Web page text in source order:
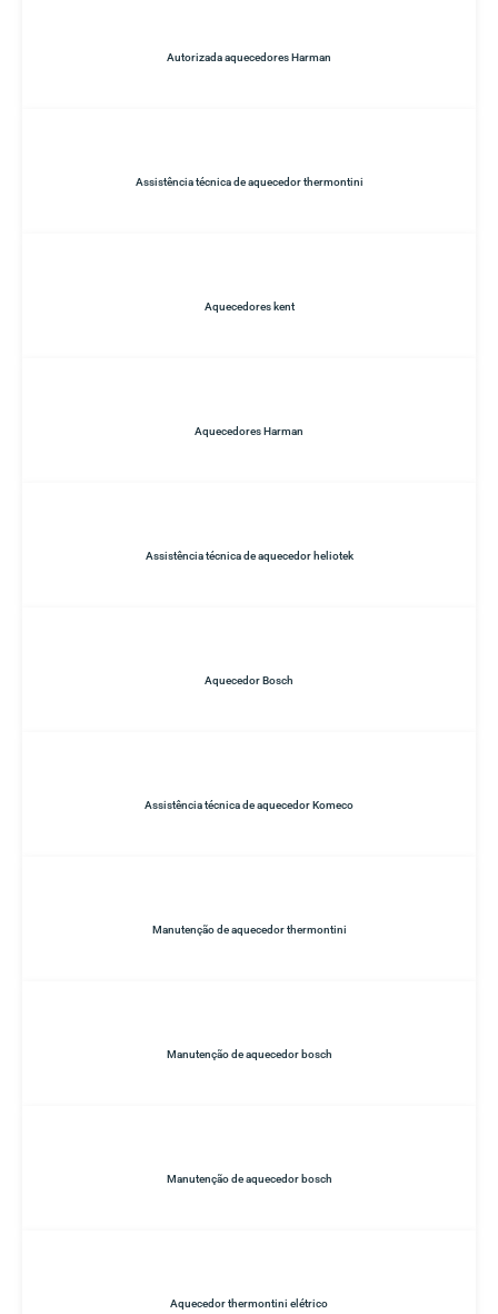
Autorizada aquecedores Harman
Assistência técnica de aquecedor thermontini
Aquecedores kent
Aquecedores Harman
Assistência técnica de aquecedor heliotek
Aquecedor Bosch
Assistência técnica de aquecedor Komeco
Manutenção de aquecedor thermontini
Manutenção de aquecedor bosch
Manutenção de aquecedor bosch
Aquecedor thermontini elétrico